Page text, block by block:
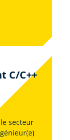
C/C++
secteur